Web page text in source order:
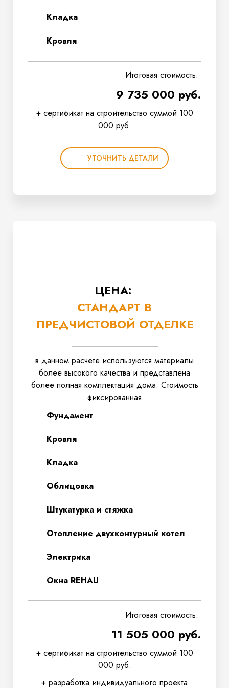
Кладка
Кровля
Итоговая стоимость:
9 735 000 руб.
+ сертификат на строительство суммой 100
000 руб.
УТОЧНИТЬ ДЕТАЛИ
ЦЕНА:
СТАНДАРТ В
ПРЕДЧИСТОВОЙ ОТДЕЛКЕ
в данном расчете используются материалы
более высокого качества и представлена
более полная комплектация дома. Стоимость
фиксированная
Фундамент
Кровля
Кладка
Облицовка
Штукатурка и стяжка
Отопление двухконтурный котел
Электрика
Окна REHAU
Итоговая стоимость:
11 505 000 руб.
+ сертификат на строительство суммой 100
000 руб.
+ разработка индивидуального проекта